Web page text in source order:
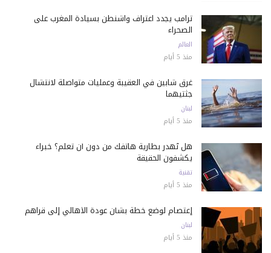
ترامب يجدد اعتراف واشنطن بسيادة المغرب على
الصحراء
العالم
منذ 5 أيام
غرق شابين في العقيبة وعمليات متواصلة لانتشال
جثتيهما
لبنان
منذ 5 أيام
هل تُهدر بطارية هاتفك من دون أن تعلم؟ خبراء
يكشفون الحقيقة
تقنية
منذ 5 أيام
إعتصام لوضع خطة بشأن عودة الأهالي إلى قراهم
لبنان
منذ 5 أيام